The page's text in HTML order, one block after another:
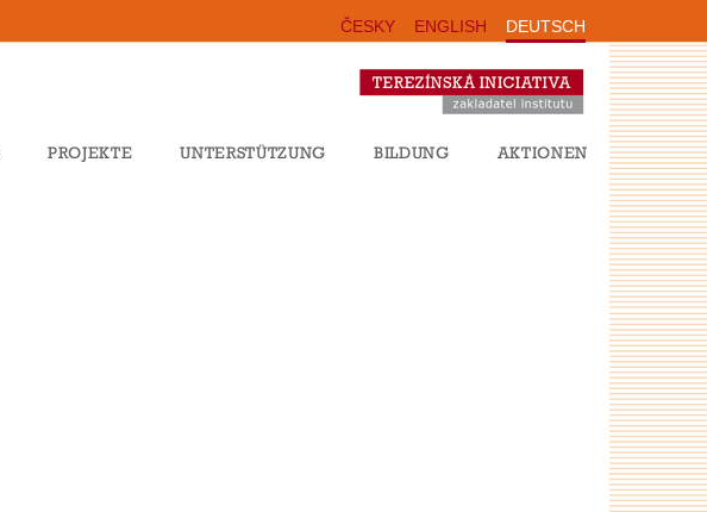
PROJEKTE UNTERSTÜTZUNG BILDUNG AKTIONEN
ČESKY ENGLISH DEUTSCH